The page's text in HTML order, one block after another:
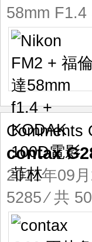
58mm F1.4
Comments
contax
2011年09
5285⁄ 共